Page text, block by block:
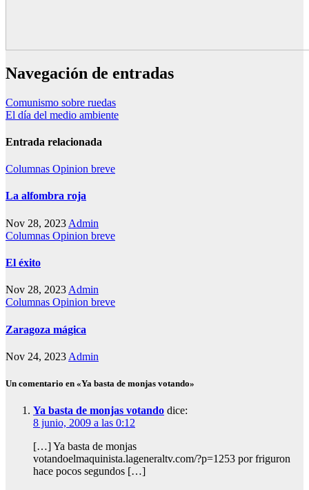
Navegación de entradas
Comunismo sobre ruedas
El día del medio ambiente
Entrada relacionada
Columnas Opinion breve
La alfombra roja
Nov 28, 2023 Admin
Columnas Opinion breve
El éxito
Nov 28, 2023 Admin
Columnas Opinion breve
Zaragoza mágica
Nov 24, 2023 Admin
Un comentario en «Ya basta de monjas votando»
Ya basta de monjas votando dice:
8 junio, 2009 a las 0:12
[…] Ya basta de monjas
votandoelmaquinista.lageneraltv.com/?p=1253 por friguron
hace pocos segundos […]